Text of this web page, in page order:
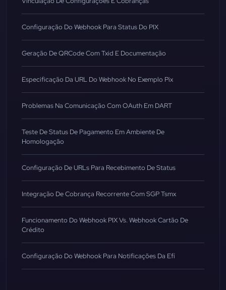
Configuração Do Webhook Para Status Do PIX
Geração De QRCode Com Txid E Documentação
Especificação Da URL Do Webhook No Exemplo Pix
Problemas Na Comunicação Com OAuth Em DART
Teste De Status De Pagamento Em Ambiente De
Homologação
Configuração De URLs Para Recebimento De Status
Integração De Cobrança Recorrente Com SGP Tsmx
Funcionamento Do Webhook PIX Vs. Webhook Cartão De
Crédito
Configuração Do Webhook Para Notificações Da Efí